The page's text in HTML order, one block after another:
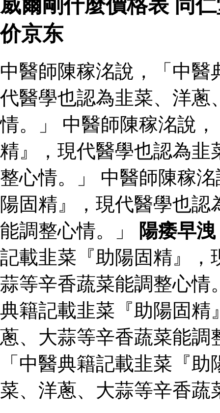
威爾剛什麼價格表 同
价京东
中醫師陳稼洺說，「中
代醫學也認為韭菜、洋蔥
情。」 中醫師陳稼洺說
精』，現代醫學也認為韭
整心情。」 中醫師陳稼
陽固精』，現代醫學也
能調整心情。」
陽痿早洩
記載韭菜『助陽固精』，
蒜等辛香蔬菜能調整心情
典籍記載韭菜『助陽固精
蔥、大蒜等辛香蔬菜能調
「中醫典籍記載韭菜『
菜、洋蔥、大蒜等辛香蔬